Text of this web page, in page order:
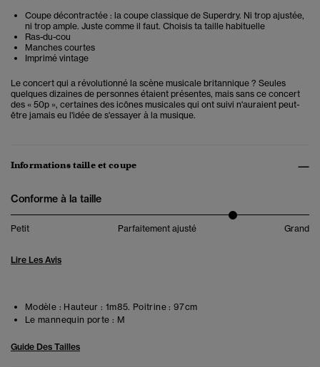
Coupe décontractée : la coupe classique de Superdry. Ni trop ajustée,
ni trop ample. Juste comme il faut. Choisis ta taille habituelle
Ras-du-cou
Manches courtes
Imprimé vintage
Le concert qui a révolutionné la scène musicale britannique ? Seules
quelques dizaines de personnes étaient présentes, mais sans ce concert
des « 50p », certaines des icônes musicales qui ont suivi n'auraient peut-
être jamais eu l'idée de s'essayer à la musique.
Informations taille et coupe
Conforme à la taille
Petit Parfaitement ajusté Grand
Lire Les Avis
Modèle : Hauteur : 1m85. Poitrine : 97cm
Le mannequin porte : M
Guide Des Tailles